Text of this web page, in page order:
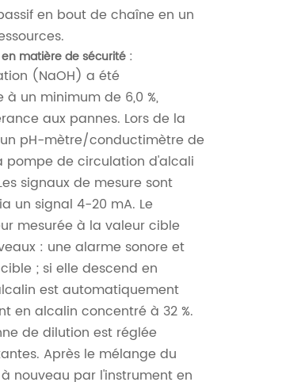
en bout de chaîne en un
matière de sécurité :
(NaOH) a été
un minimum de 6,0 %,
aux pannes. Lors de la
pH-mètre/conductimètre de
pompe de circulation d'alcali
signaux de mesure sont
un signal 4-20 mA. Le
mesurée à la valeur cible
: une alarme sonore et
; si elle descend en
est automatiquement
en alcalin concentré à 32 %.
de dilution est réglée
Après le mélange du
nouveau par l'instrument en